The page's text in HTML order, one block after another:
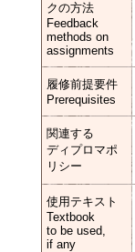
クの方法
Feedback
methods on
assignments
履修前提要件
Prerequisites
関連する
ディプロマポ
リシー
使用テキスト
Textbook
to be used,
if any